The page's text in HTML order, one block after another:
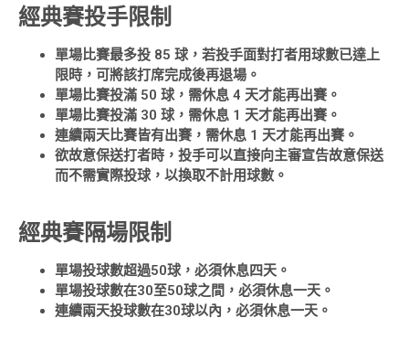
經典賽投手限制
單場比賽最多投 85 球，若投手面對打者用球數已達上
限時，可將該打席完成後再退場。
單場比賽投滿 50 球，需休息 4 天才能再出賽。
單場比賽投滿 30 球，需休息 1 天才能再出賽。
連續兩天比賽皆有出賽，需休息 1 天才能再出賽。
欲故意保送打者時，投手可以直接向主審宣告故意保送
而不需實際投球，以換取不計用球數。
經典賽隔場限制
單場投球數超過50球，必須休息四天。
單場投球數在30至50球之間，必須休息一天。
連續兩天投球數在30球以內，必須休息一天。